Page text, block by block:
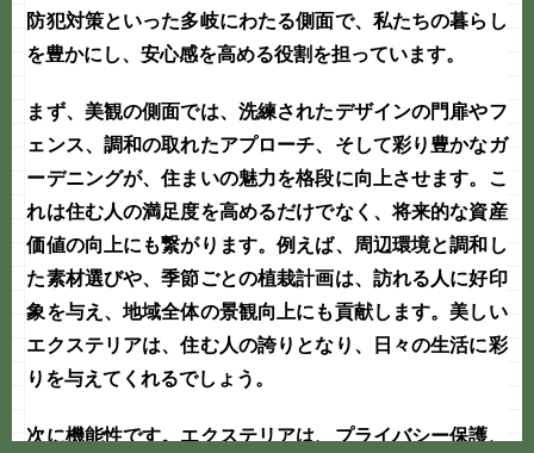
防犯対策といった多岐にわたる側面で、私たちの暮らし
を豊かにし、安心感を高める役割を担っています。
まず、美観の側面では、洗練されたデザインの門扉やフ
ェンス、調和の取れたアプローチ、そして彩り豊かなガ
ーデニングが、住まいの魅力を格段に向上させます。こ
れは住む人の満足度を高めるだけでなく、将来的な資産
価値の向上にも繋がります。例えば、周辺環境と調和し
た素材選びや、季節ごとの植栽計画は、訪れる人に好印
象を与え、地域全体の景観向上にも貢献します。美しい
エクステリアは、住む人の誇りとなり、日々の生活に彩
りを与えてくれるでしょう。
次に機能性です。 エクステリアは、プライバシー保護、